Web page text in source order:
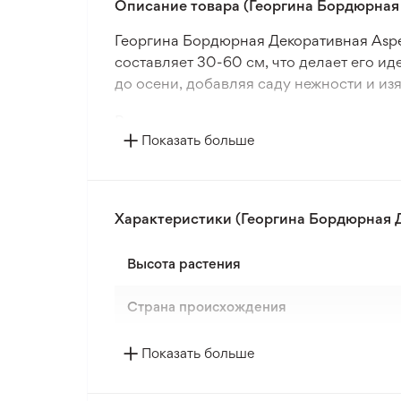
Описание товара (Георгина
Георгина Бордюрная Декоративная
составляет 30-60 см, что делает его
до осени, добавляя саду нежности и
посадки между клубнями - 50 см.
высадки. Георгина Бордюрная
Показать больше
Характеристики (Георгина Бордюрная
Высота растения
Страна происхождения
Цвет цветка
Показать больше